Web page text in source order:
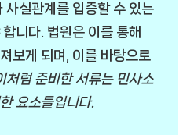
사실관계를 입증할 수 있는
니다. 법원은 이를 통해
보게 되며, 이를 바탕으로
처럼 준비한 서류는 민사소
요소들입니다.